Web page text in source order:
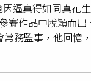
逼真得如同真花
賽作品中脫穎而
務監事，他回憶
師，從此踏入雕
注花生題材，從